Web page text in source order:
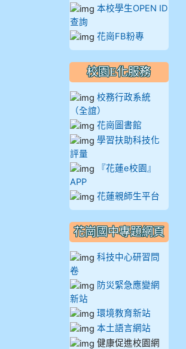
本校學生OPEN ID
查詢
花崗FB粉專
校園E化服務
校務行政系統
（全誼）
花崗圖書館
學習扶助科技化
評量
『花蓮e校園』
APP
花蓮親師生平台
花崗國中專題網頁
科技中心研習問
卷
防災緊急應變網
新站
環境教育新站
本土語言網站
健康促進校園網